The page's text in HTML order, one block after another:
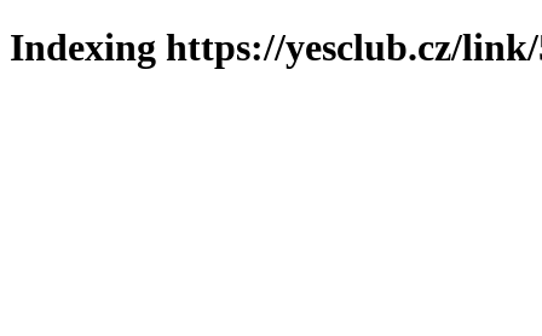
Indexing https://yesclub.cz/link/